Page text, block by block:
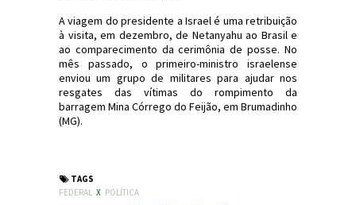
A viagem do presidente a Israel é uma retribuição
à visita, em dezembro, de Netanyahu ao Brasil e
ao comparecimento da cerimônia de posse. No
mês passado, o primeiro-ministro israelense
enviou um grupo de militares para ajudar nos
resgates das vítimas do rompimento da
barragem Mina Córrego do Feijão, em Brumadinho
(MG).
TAGS
FEDERAL X POLÍTICA